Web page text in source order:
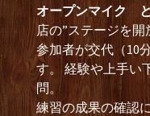
オープンマイク と
店の”ステージを開
参加者が交代（10
す。 経験や上手い
問。
練習の成果の確認